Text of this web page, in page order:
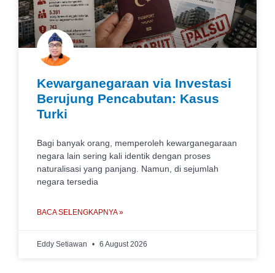
Kewarganegaraan via Investasi
Berujung Pencabutan: Kasus
Turki
Bagi banyak orang, memperoleh kewarganegaraan
negara lain sering kali identik dengan proses
naturalisasi yang panjang. Namun, di sejumlah
negara tersedia
BACA SELENGKAPNYA »
Eddy Setiawan 6 August 2026